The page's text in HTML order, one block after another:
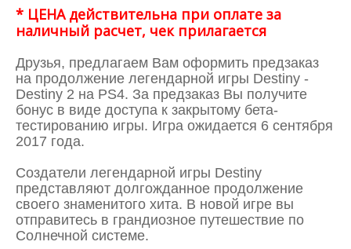
* ЦЕНА действительна при оплате за
наличный расчет, чек прилагается
Друзья, предлагаем Вам оформить предзаказ
на продолжение легендарной игры Destiny -
Destiny 2 на PS4. За предзаказ Вы получите
бонус в виде доступа к закрытому бета-
тестированию игры. Игра ожидается 6 сентября
2017 года.
Создатели легендарной игры Destiny
представляют долгожданное продолжение
своего знаменитого хита. В новой игре вы
отправитесь в грандиозное путешествие по
Солнечной системе.